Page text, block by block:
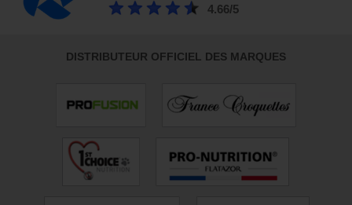
4.66/5
DISTRIBUTEUR OFFICIEL DES MARQUES